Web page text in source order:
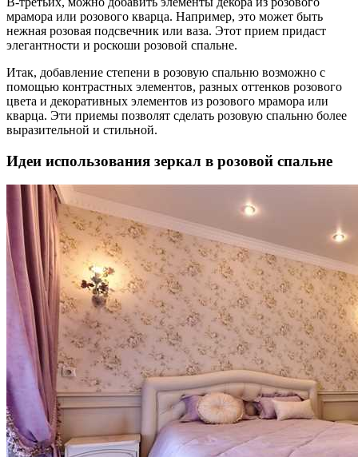
мрамора или розового кварца. Например, это может быть
нежная розовая подсвечник или ваза. Этот прием придаст
элегантности и роскоши розовой спальне.
Итак, добавление степени в розовую спальню возможно с
помощью контрастных элементов, разных оттенков розового
цвета и декоративных элементов из розового мрамора или
кварца. Эти приемы позволят сделать розовую спальню более
выразительной и стильной.
Идеи использования зеркал в розовой спальне